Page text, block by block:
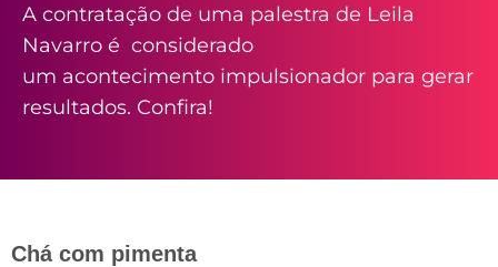
A contratação de uma palestra de Leila
Navarro é considerado
um acontecimento impulsionador para gerar
resultados. Confira!
Chá com pimenta